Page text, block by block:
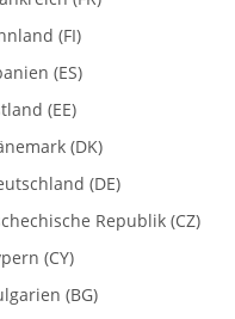
B Ball Bearing
- Pack of 1
57
Bearing T/R Idler w/
(FI)
(ES)
(EE)
(DK)
(DE)
Republik (CZ)
(CY)
(BG)